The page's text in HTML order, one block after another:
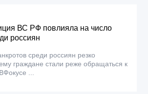
ВС РФ повлияла на число
россиян
среди россиян резко
граждане стали реже обращаться к
...